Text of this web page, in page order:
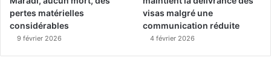
pertes matérielles
considérables
9 février 2026
visas malgré une
communication réduite
4 février 2026